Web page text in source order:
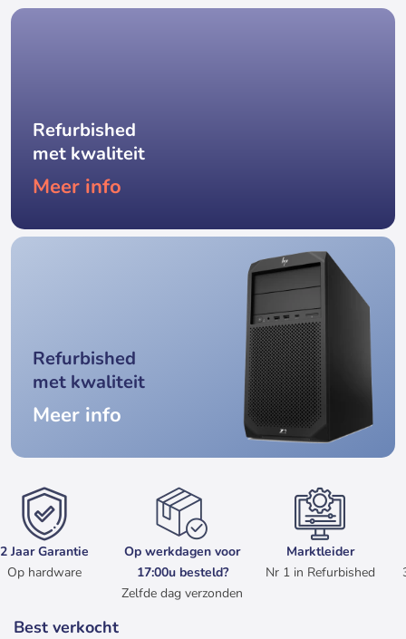
Refurbished
met kwaliteit
Meer info
Refurbished
met kwaliteit
Meer info
2 Jaar Garantie
Op hardware
Op werkdagen voor
17:00u besteld?
Zelfde dag verzonden
Marktleider
Nr 1 in Refurbished
Best verkocht